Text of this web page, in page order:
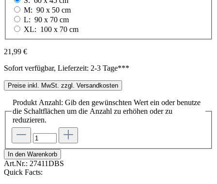
M: 90 x 50 cm
L: 90 x 70 cm
XL: 100 x 70 cm
21,99 €
Sofort verfügbar, Lieferzeit: 2-3 Tage***
Preise inkl. MwSt. zzgl. Versandkosten
Produkt Anzahl: Gib den gewünschten Wert ein oder benutze
die Schaltflächen um die Anzahl zu erhöhen oder zu
reduzieren.
In den Warenkorb
Art.Nr.: 27411DBS
Quick Facts: